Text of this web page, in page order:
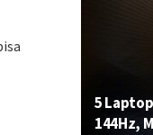
5
144Hz,